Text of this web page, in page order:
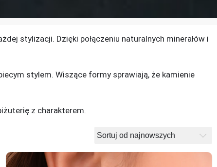
stylizacji. Dzięki połączeniu naturalnych minerałów i
stylem. Wiszące formy sprawiają, że kamienie
z charakterem.